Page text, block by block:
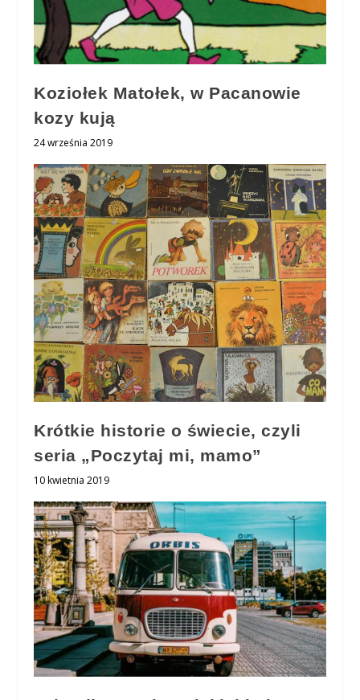
Koziołek Matołek, w Pacanowie
kozy kują
24 września 2019
Krótkie historie o świecie, czyli
seria „Poczytaj mi, mamo”
10 kwietnia 2019